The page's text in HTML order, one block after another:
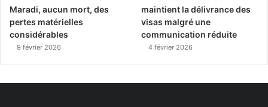
Maradi, aucun mort, des
pertes matérielles
considérables
9 février 2026
maintient la délivrance des
visas malgré une
communication réduite
4 février 2026